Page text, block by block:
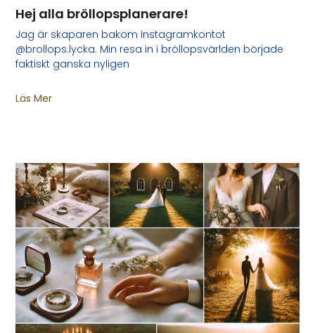
Hej alla bröllopsplanerare!
Jag är skaparen bakom Instagramkontot
@brollops.lycka. Min resa in i bröllopsvärlden började
faktiskt ganska nyligen
Läs Mer